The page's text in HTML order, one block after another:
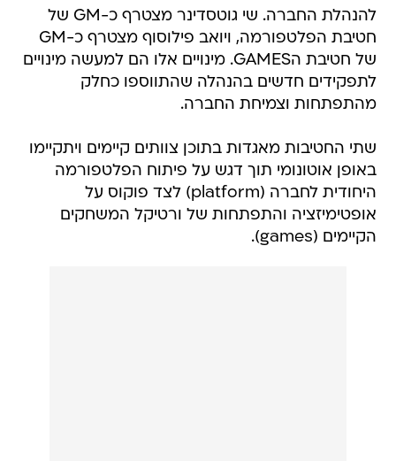
להנהלת החברה. שי גוטסדינר מצטרף כ-GM של
חטיבת הפלטפורמה, ויואב פילוסוף מצטרף כ-GM
של חטיבת הGAMES. מינויים אלו הם למעשה מינויים
לתפקידים חדשים בהנהלה שהתווספו כחלק
מהתפתחות וצמיחת החברה.
שתי החטיבות מאגדות בתוכן צוותים קיימים ויתקיימו
באופן אוטונומי תוך דגש על פיתוח הפלטפורמה
היחודית לחברה (platform) לצד פוקוס על
אופטימיזציה והתפתחות של ורטיקל המשחקים
הקיימים (games).